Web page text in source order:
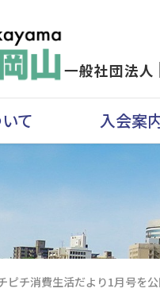
一般社団法人
て 入会案
ピチ消費生活だより1月号を公